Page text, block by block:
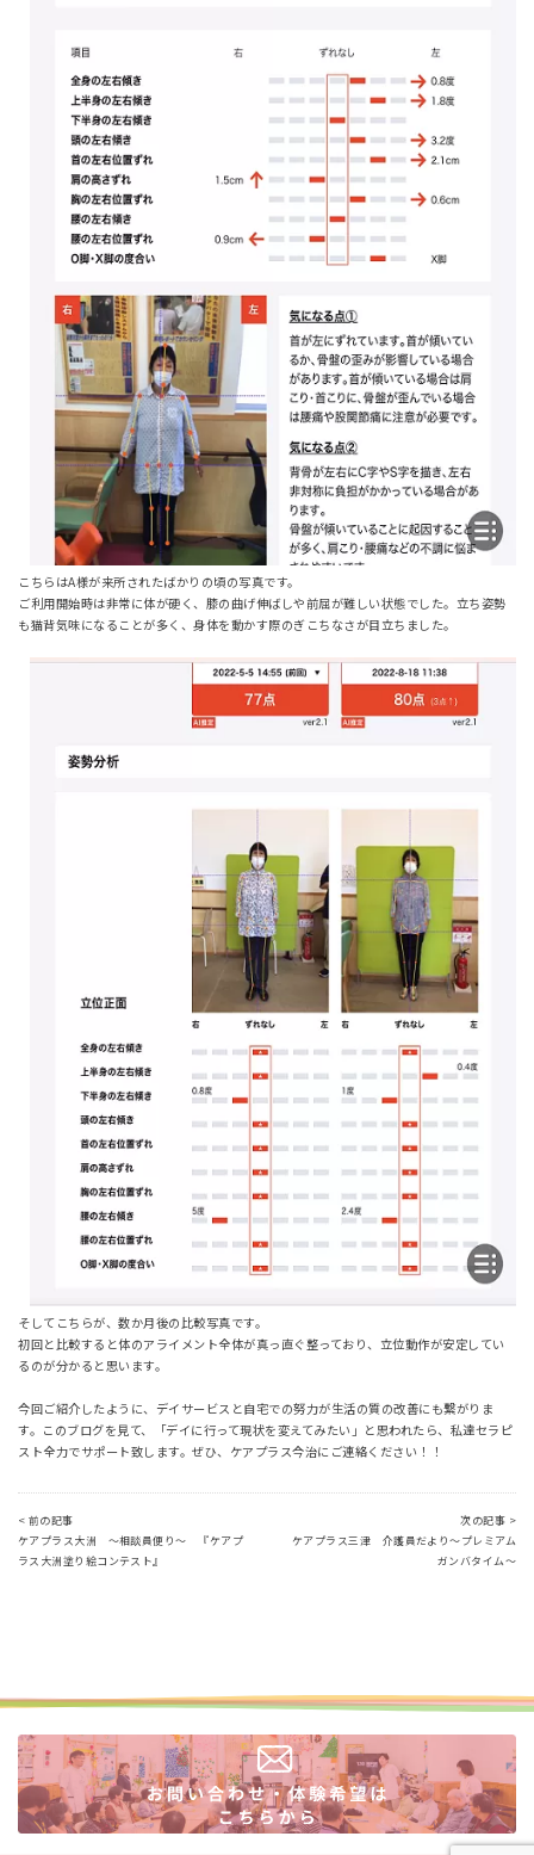
こちらはA様が来所されたばかりの頃の写真です。
ご利用開始時は非常に体が硬く、膝の曲げ伸ばしや前屈が難しい状態でした。立ち姿勢
も猫背気味になることが多く、身体を動かす際のぎこちなさが目立ちました。
そしてこちらが、数か月後の比較写真です。
初回と比較すると体のアライメント全体が真っ直ぐ整っており、立位動作が安定してい
るのが分かると思います。
今回ご紹介したように、デイサービスと自宅での努力が生活の質の改善にも繋がりま
す。このブログを見て、「デイに行って現状を変えてみたい」と思われたら、私達セラピ
スト全力でサポート致します。ぜひ、ケアプラス今治にご連絡ください！！
< 前の記事
ケアプラス大洲 ～相談員便り～ 『ケアプ
ラス大洲塗り絵コンテスト』
次の記事 >
ケアプラス三津 介護員だより～プレミアム
ガンバタイム～